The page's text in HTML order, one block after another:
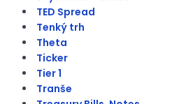
TED Spread
Tenký trh
Theta
Ticker
Tier 1
Tranše